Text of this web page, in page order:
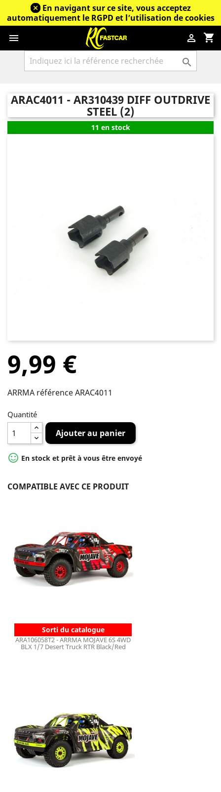
En navigant sur ce site, vous acceptez
automatiquement le RGPD et l’utilisation de cookies
 shopping_cart


ARAC4011 - AR310439 DIFF OUTDRIVE
STEEL (2)
11 en stock
9,99 €
ARRMA référence ARAC4011
Quantité
Ajouter au panier
 En stock et prêt à vous être envoyé
COMPATIBLE AVEC CE PRODUIT
Sorti du catalogue
ARA106058T2 - ARRMA MOJAVE 6S 4WD
BLX 1/7 Desert Truck RTR Black/Red